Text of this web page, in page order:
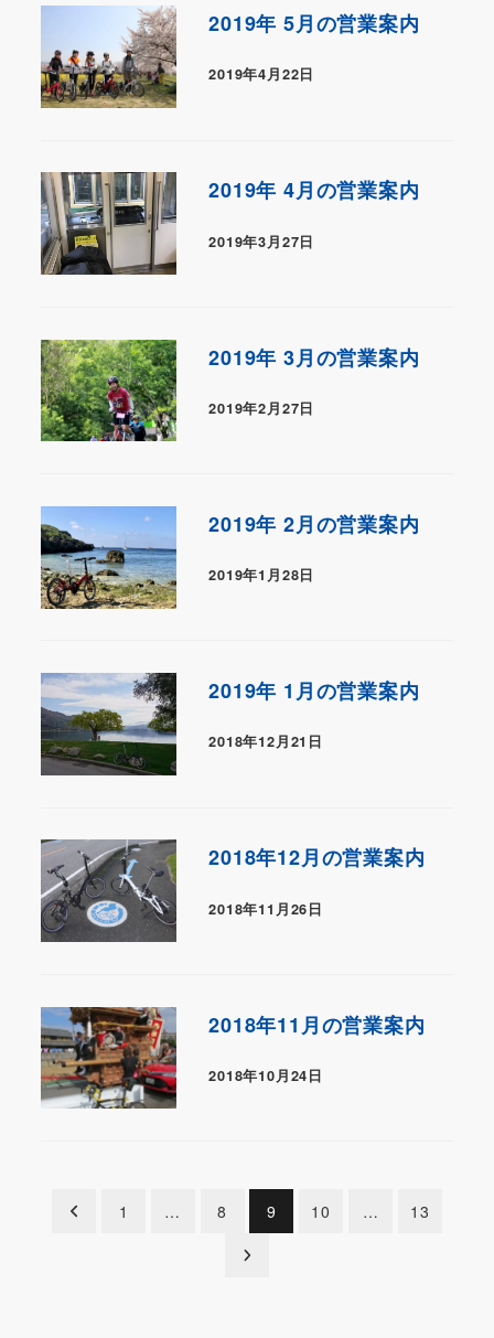
2019年 5月の営業案内
2019年4月22日
2019年 4月の営業案内
2019年3月27日
2019年 3月の営業案内
2019年2月27日
2019年 2月の営業案内
2019年1月28日
2019年 1月の営業案内
2018年12月21日
2018年12月の営業案内
2018年11月26日
2018年11月の営業案内
2018年10月24日
1 … 8 9 10 … 13